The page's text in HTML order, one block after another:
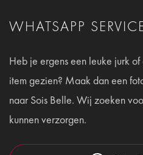
WHATSAPP
Heb je ergens een leuke jurk
item gezien? Maak dan een
naar Sois Belle. Wij zoeken
kunnen verzorgen.